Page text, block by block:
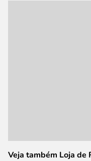
Veja também Loja de